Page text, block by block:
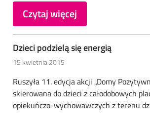
Czytaj więcej
Dzieci podzielą się energią
15 kwietnia 2015
Ruszyła 11. edycja akcji „Domy
skierowana do dzieci z całodobowych
opiekuńczo-wychowawczych z terenu